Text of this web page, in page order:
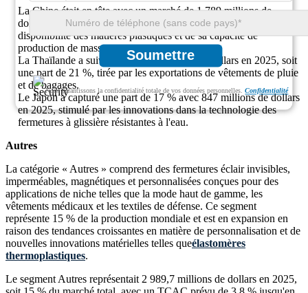
Soumettre
Nous garantissons la confidentialité totale de vos données personnelles.Confidentialité
La Chine était en tête avec un marché de 1 789 millions de
dollars en 2025, détenant une part de 36 % en raison de la
disponibilité des matières plastiques et de sa capacité de
production de masse.
La Thaïlande a suivi avec 1 046 millions de dollars en 2025, soit
une part de 21 %, tirée par les exportations de vêtements de pluie
et de bagages.
Le Japon a capturé une part de 17 % avec 847 millions de dollars
en 2025, stimulé par les innovations dans la technologie des
fermetures à glissière résistantes à l'eau.
Autres
La catégorie « Autres » comprend des fermetures éclair invisibles,
imperméables, magnétiques et personnalisées conçues pour des
applications de niche telles que la mode haut de gamme, les
vêtements médicaux et les textiles de défense. Ce segment
représente 15 % de la production mondiale et est en expansion en
raison des tendances croissantes en matière de personnalisation et de
nouvelles innovations matérielles telles queélastomères
thermoplastiques.
Le segment Autres représentait 2 989,7 millions de dollars en 2025,